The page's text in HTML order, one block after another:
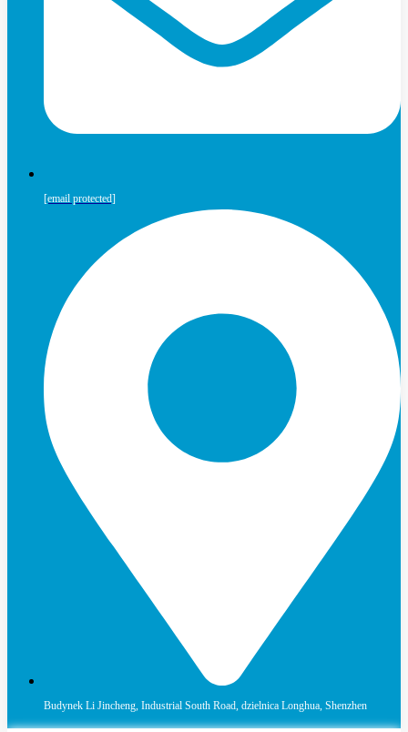
[email protected]
Budynek Li Jincheng, Industrial South Road, dzielnica Longhua, Shenzhen